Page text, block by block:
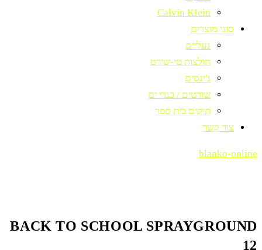
Calvin KIein
סוגי מוצרים
נעליים
חולצות טי-שירט
ג'ינסים
שורטים / בגדי ים
תיקים בית ספר
צור קשר
blanko-online
BACK TO SCHOOL SPRAYGROUND
12